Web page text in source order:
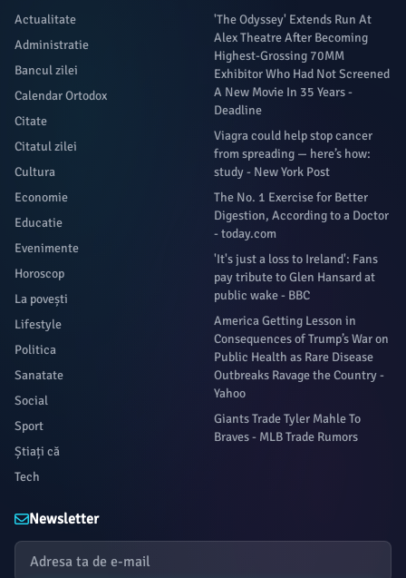
Actualitate
Administratie
Bancul zilei
Calendar Ortodox
Citate
Citatul zilei
Cultura
Economie
Educatie
Evenimente
Horoscop
La povești
Lifestyle
Politica
Sanatate
Social
Sport
Știați că
Tech
'The Odyssey' Extends Run At
Alex Theatre After Becoming
Highest-Grossing 70MM
Exhibitor Who Had Not Screened
A New Movie In 35 Years -
Deadline
Viagra could help stop cancer
from spreading — here’s how:
study - New York Post
The No. 1 Exercise for Better
Digestion, According to a Doctor
- today.com
'It's just a loss to Ireland': Fans
pay tribute to Glen Hansard at
public wake - BBC
America Getting Lesson in
Consequences of Trump’s War on
Public Health as Rare Disease
Outbreaks Ravage the Country -
Yahoo
Giants Trade Tyler Mahle To
Braves - MLB Trade Rumors
Newsletter